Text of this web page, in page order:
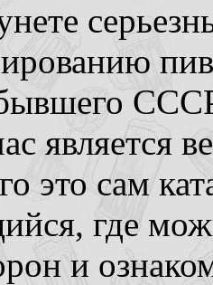
является
это сам
где
и